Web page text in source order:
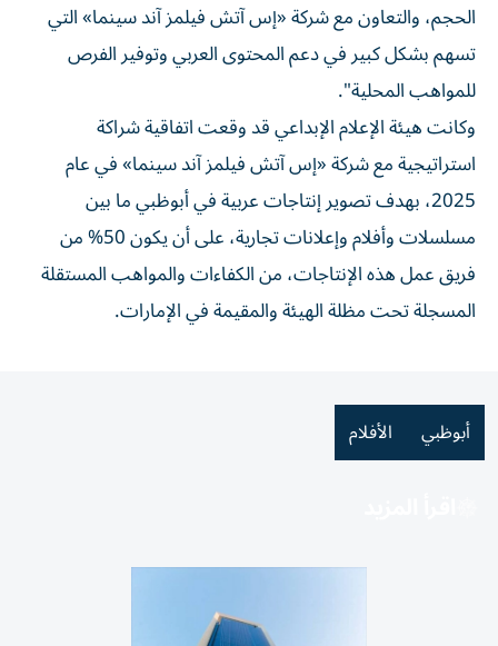
الحجم، والتعاون مع شركة «إس آتش فيلمز آند سينما» التي
تسهم بشكل كبير في دعم المحتوى العربي وتوفير الفرص
للمواهب المحلية".
وكانت هيئة الإعلام الإبداعي قد وقعت اتفاقية شراكة
استراتيجية مع شركة «إس آتش فيلمز آند سينما» في عام
2025، بهدف تصوير إنتاجات عربية في أبوظبي ما بين
مسلسلات وأفلام وإعلانات تجارية، على أن يكون 50% من
فريق عمل هذه الإنتاجات، من الكفاءات والمواهب المستقلة
المسجلة تحت مظلة الهيئة والمقيمة في الإمارات.
أبوظبي الأفلام